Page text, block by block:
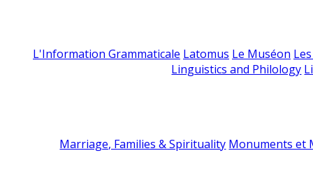
L'Information Grammaticale Latomus Le Muséon
Linguistics and Philology
Marriage, Families & Spirituality Monuments et